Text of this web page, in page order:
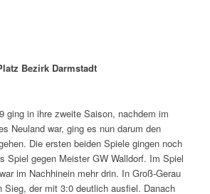
Bezirk Darmstadt
ging in ihre zweite Saison, nachdem im
Neuland war, ging es nun darum den
Die ersten beiden Spiele gingen noch
Spiel gegen Meister GW Walldorf. Im Spiel
im Nachhinein mehr drin. In Groß-Gerau
Sieg, der mit 3:0 deutlich ausfiel. Danach